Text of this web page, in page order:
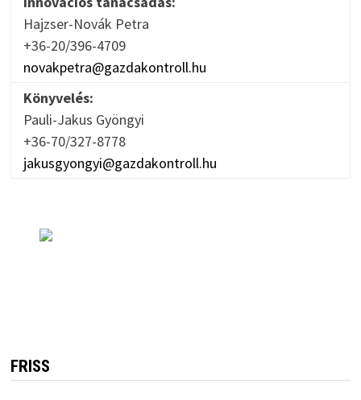
Hajzser-Novák Petra
+36-20/396-4709
novakpetra@gazdakontroll.hu
Könyvelés:
Pauli-Jakus Gyöngyi
+36-70/327-8778
jakusgyongyi@gazdakontroll.hu
FRISS